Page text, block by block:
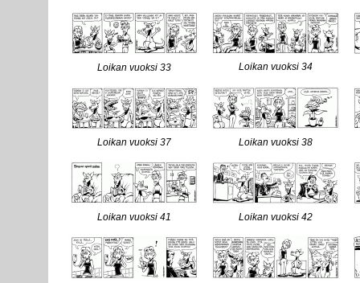
Loikan vuoksi 33 Loikan vuoksi 34
Loikan vuoksi 37 Loikan vuoksi 38
Loikan vuoksi 41 Loikan vuoksi 42